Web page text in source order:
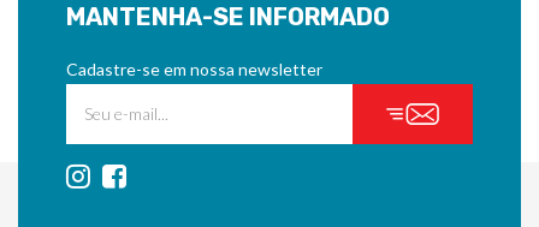
MANTENHA-SE INFORMADO
Cadastre-se em nossa newsletter